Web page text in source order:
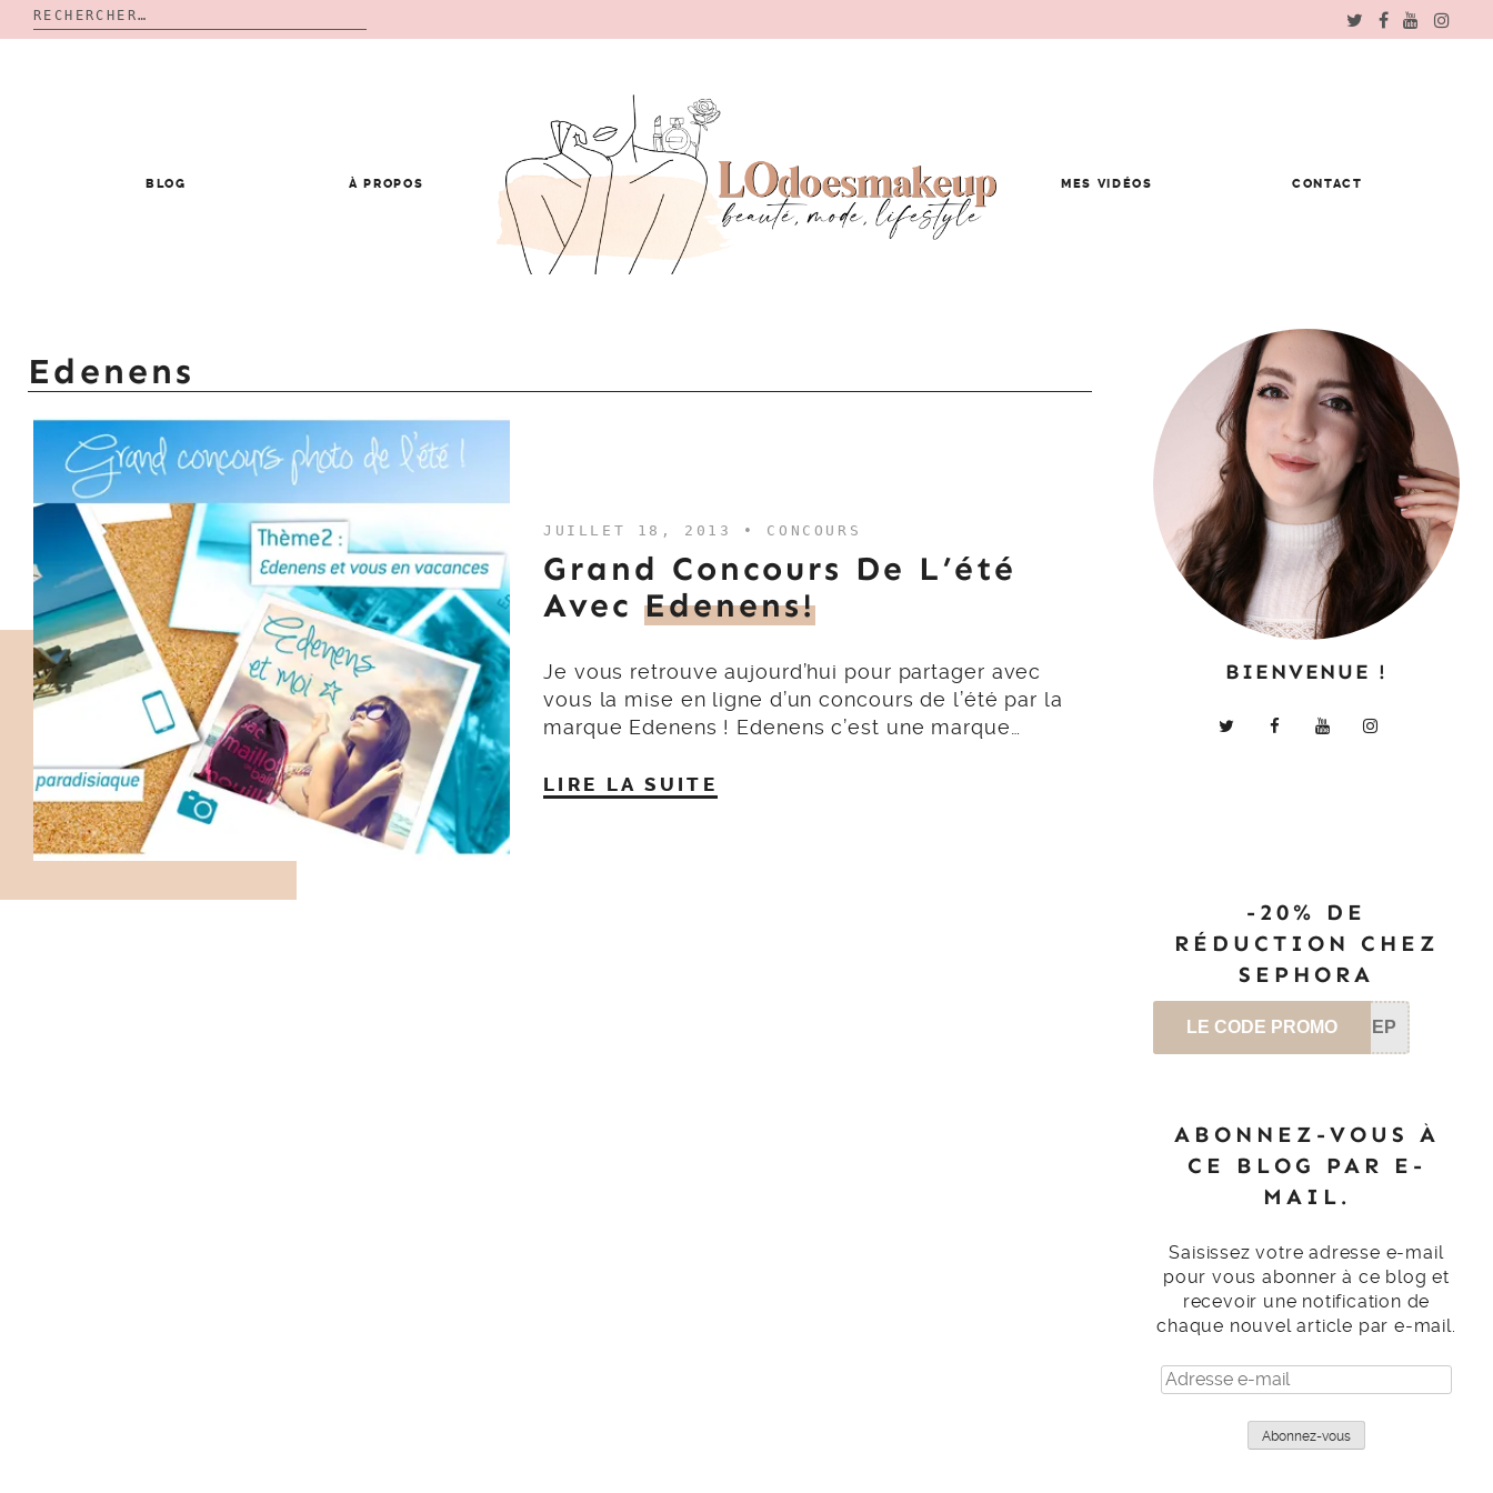
Rechercher :
BLOG À PROPOS MES VIDÉOS CONTACT
Edenens
JUILLET 18, 2013 • CONCOURS
Grand Concours De L’été
Avec Edenens!
Je vous retrouve aujourd’hui pour partager avec
vous la mise en ligne d’un concours de l’été par la
marque Edenens ! Edenens c’est une marque…
LIRE LA SUITE
BIENVENUE !
-20% DE
RÉDUCTION CHEZ
SEPHORA
LE CODE PROMO SEP
ABONNEZ-VOUS À
CE BLOG PAR E-
MAIL.
Saisissez votre adresse e-mail
pour vous abonner à ce blog et
recevoir une notification de
chaque nouvel article par e-mail.
Adresse
e-
Abonnez-vous